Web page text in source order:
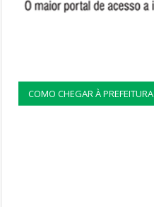
COMO CHEGAR À PREFEITURA